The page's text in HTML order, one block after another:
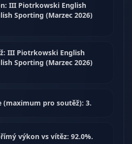
III Piotrkowski English
Sporting (Marzec 2026)
III Piotrkowski English
Sporting (Marzec 2026)
(maximum pro soutěž): 3.
výkon vs vítěz: 92.0%.